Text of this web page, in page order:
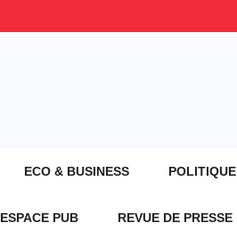
ECO & BUSINESS POLITIQUE
ESPACE PUB REVUE DE PRESSE